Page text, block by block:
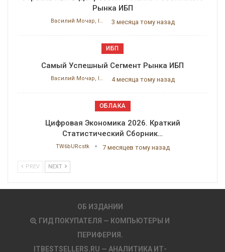
Рынка ИБП
Василий Мочар, ITResearch 3 месяца тому назад
ИБП
Самый Успешный Сегмент Рынка ИБП
Василий Мочар, ITResearch 4 месяца тому назад
ОБЛАКА
Цифровая Экономика 2026. Краткий
Статистический Сборник…
TW6bURcstk 7 месяцев тому назад
PREV NEXT
ОБ ИЗДАНИИ
ГИД ПОКУПАТЕЛЯ — КОМПЬЮТЕРЫ И
ПЕРИФЕРИЯ.
ITBESTSELLERS.RU — АНАЛИТИКА ИТ-